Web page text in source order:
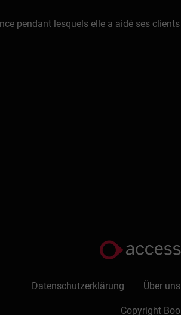
pendant lesquels elle a aidé ses
Datenschutzerklärung Über uns
Copyright